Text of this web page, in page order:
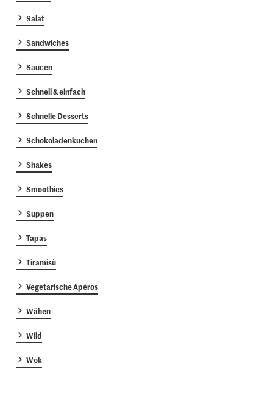
Salat
Sandwiches
Saucen
Schnell & einfach
Schnelle Desserts
Schokoladenkuchen
Shakes
Smoothies
Suppen
Tapas
Tiramisù
Vegetarische Apéros
Wähen
Wild
Wok